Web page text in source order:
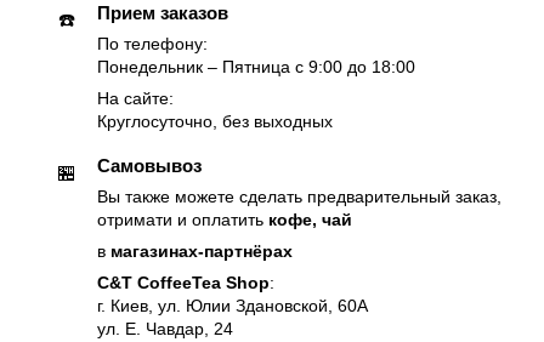
☎️ Прием заказов
По телефону:
Понедельник – Пятница с 9:00 до 18:00
На сайте:
Круглосуточно, без выходных
🏪 Самовывоз
Вы также можете сделать предварительный заказ,
отримати и оплатить кофе, чай
в магазинах-партнёрах
C&T CoffeeTea Shop:
г. Киев, ул. Юлии Здановской, 60А
ул. Е. Чавдар, 24